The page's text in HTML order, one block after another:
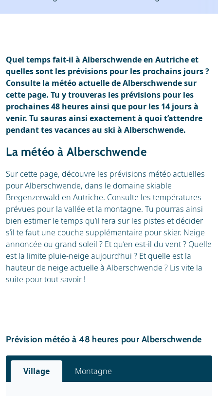
Location
Location de ski
Quel temps fait-il à Alberschwende en Autriche et
quelles sont les prévisions pour les prochains jours ?
Consulte la météo actuelle de Alberschwende sur
cette page. Tu y trouveras les prévisions pour les
prochaines 48 heures ainsi que pour les 14 jours à
venir. Tu sauras ainsi exactement à quoi t’attendre
pendant tes vacances au ski à Alberschwende.
La météo à Alberschwende
Sur cette page, découvre les prévisions météo actuelles
pour Alberschwende, dans le domaine skiable
Bregenzerwald en Autriche. Consulte les températures
prévues pour la vallée et la montagne. Tu pourras ainsi
bien estimer le temps qu’il fera sur les pistes et décider
s’il te faut une couche supplémentaire pour skier. Neige
annoncée ou grand soleil ? Et qu’en est-il du vent ? Quelle
est la limite pluie-neige aujourd’hui ? Et quelle est la
hauteur de neige actuelle à Alberschwende ? Lis vite la
suite pour tout savoir !
Prévision météo à 48 heures pour Alberschwende
Village Montagne